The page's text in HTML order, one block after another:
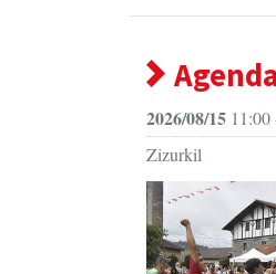
2026/08/15
Zizurkil